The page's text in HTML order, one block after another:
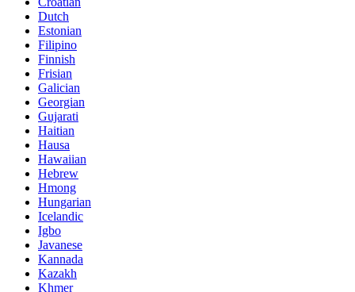
Dutch
Estonian
Filipino
Finnish
Frisian
Galician
Georgian
Gujarati
Haitian
Hausa
Hawaiian
Hebrew
Hmong
Hungarian
Icelandic
Igbo
Javanese
Kannada
Kazakh
Khmer